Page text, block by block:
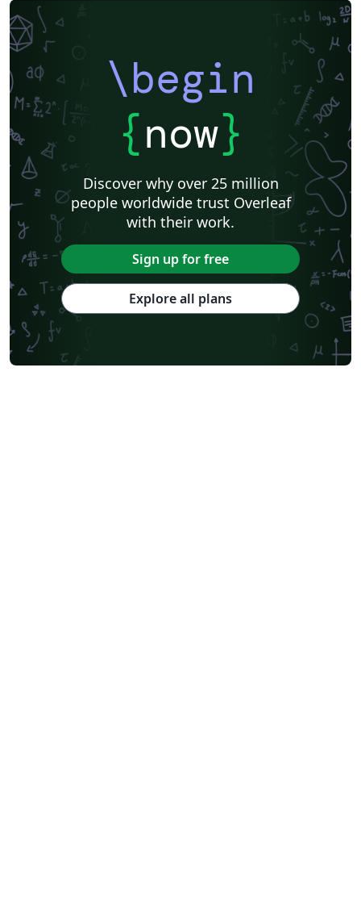
\begin
{now}
Discover why over 25 million
people worldwide trust Overleaf
with their work.
Sign up for free
Explore all plans